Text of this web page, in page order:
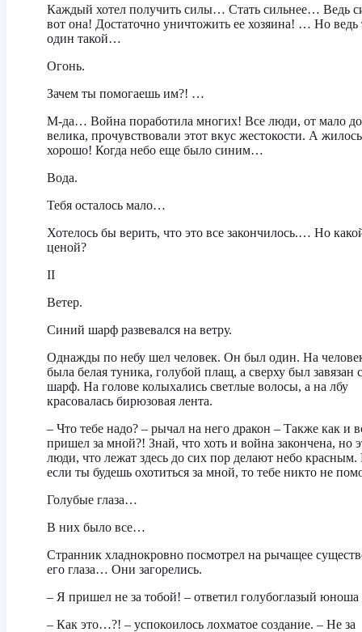
Каждый хотел получить силы… Стать сильнее… Ведь
вот она! Достаточно уничтожить ее хозяина! … Но ведь
один такой…
Огонь.
Зачем ты помогаешь им?! …
М-да… Война поработила многих! Все люди, от мало до
велика, прочувствовали этот вкус жестокости. А
хорошо! Когда небо еще было синим…
Вода.
Тебя осталось мало…
Хотелось бы верить, что это все закончилось.… Но
ценой?
II
Ветер.
Синий шарф развевался на ветру.
Однажды по небу шел человек. Он был один. На
была белая туника, голубой плащ, а сверху был завязан
шарф. На голове колыхались светлые волосы, а на лбу
красовалась бирюзовая лента.
– Что тебе надо? – рычал на него дракон – Также как и
пришел за мной?! Знай, что хоть и война закончена, но
люди, что лежат здесь до сих пор делают небо
если ты будешь охотиться за мной, то тебе никто не
Голубые глаза…
В них было все…
Странник хладнокровно посмотрел на рычащее
его глаза… Они загорелись.
– Я пришел не за тобой! – ответил голубоглазый юноша
– Как это…?! – успокоилось лохматое создание. – Не за